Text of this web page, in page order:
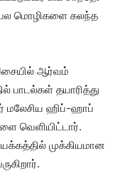
மொழிகளை கலந்த
இசையில் ஆர்வம்
பாடல்கள் தயாரித்து
மலேசிய ஹிப்-ஹாப்
வெளியிட்டார்.
முக்கியமான